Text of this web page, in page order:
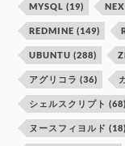
MYSQL (19)
REDMINE (149)
UBUNTU (288)
アグリコラ (36)
シェルスクリプト (68)
ヌースフィヨルド (18)